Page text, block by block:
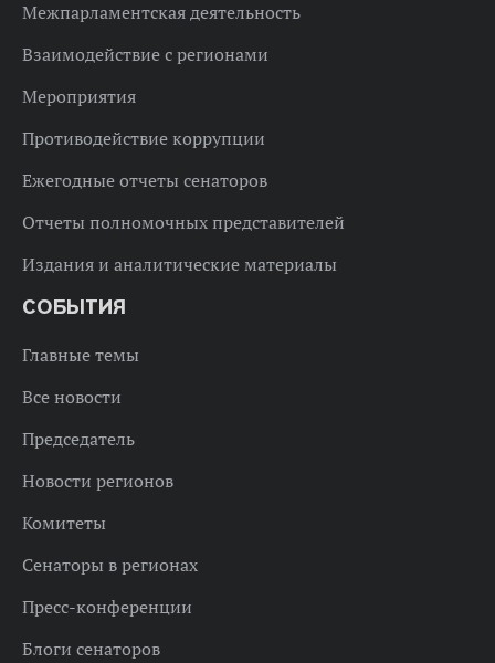
Межпарламентская деятельность
Взаимодействие с регионами
Мероприятия
Противодействие коррупции
Ежегодные отчеты сенаторов
Отчеты полномочных представителей
Издания и аналитические материалы
СОБЫТИЯ
Главные темы
Все новости
Председатель
Новости регионов
Комитеты
Сенаторы в регионах
Пресс-конференции
Блоги сенаторов